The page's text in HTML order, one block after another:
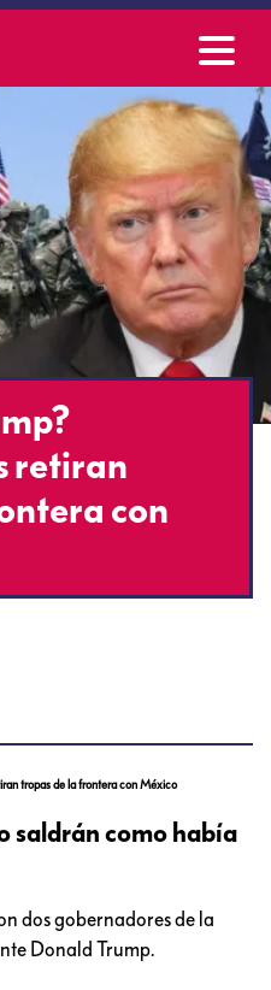
retiran
con
tropas de la frontera con México
saldrán como había
dos gobernadores de la
Donald Trump.